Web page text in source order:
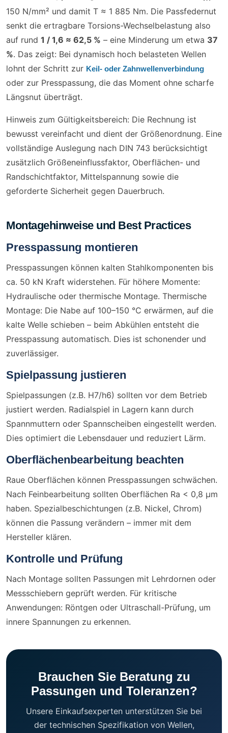
150 N/mm² und damit T ≈ 1 885 Nm. Die Passfedernut
senkt die ertragbare Torsions-Wechselbelastung also
auf rund 1 / 1,6 ≈ 62,5 % – eine Minderung um etwa 37
%. Das zeigt: Bei dynamisch hoch belasteten Wellen
lohnt der Schritt zur Keil- oder Zahnwellenverbindung
oder zur Presspassung, die das Moment ohne scharfe
Längsnut überträgt.
Hinweis zum Gültigkeitsbereich: Die Rechnung ist
bewusst vereinfacht und dient der Größenordnung. Eine
vollständige Auslegung nach DIN 743 berücksichtigt
zusätzlich Größeneinflussfaktor, Oberflächen- und
Randschichtfaktor, Mittelspannung sowie die
geforderte Sicherheit gegen Dauerbruch.
Montagehinweise und Best Practices
Presspassung montieren
Presspassungen können kalten Stahlkomponenten bis
ca. 50 kN Kraft widerstehen. Für höhere Momente:
Hydraulische oder thermische Montage. Thermische
Montage: Die Nabe auf 100–150 °C erwärmen, auf die
kalte Welle schieben – beim Abkühlen entsteht die
Presspassung automatisch. Dies ist schonender und
zuverlässiger.
Spielpassung justieren
Spielpassungen (z.B. H7/h6) sollten vor dem Betrieb
justiert werden. Radialspiel in Lagern kann durch
Spannmuttern oder Spannscheiben eingestellt werden.
Dies optimiert die Lebensdauer und reduziert Lärm.
Oberflächenbearbeitung beachten
Raue Oberflächen können Presspassungen schwächen.
Nach Feinbearbeitung sollten Oberflächen Ra < 0,8 µm
haben. Spezialbeschichtungen (z.B. Nickel, Chrom)
können die Passung verändern – immer mit dem
Hersteller klären.
Kontrolle und Prüfung
Nach Montage sollten Passungen mit Lehrdornen oder
Messschiebern geprüft werden. Für kritische
Anwendungen: Röntgen oder Ultraschall-Prüfung, um
innere Spannungen zu erkennen.
Brauchen Sie Beratung zu
Passungen und Toleranzen?
Unsere Einkaufsexperten unterstützen Sie bei
der technischen Spezifikation von Wellen,